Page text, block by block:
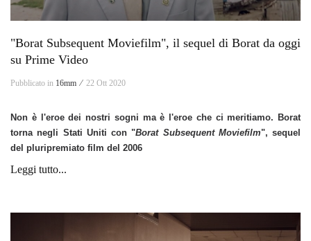
"Borat Subsequent Moviefilm", il sequel di Borat da oggi
su Prime Video
Pubblicato in 16mm ⁄ 22 Ott 2020
Non è l'eroe dei nostri sogni ma è l'eroe che ci meritiamo. Borat
torna negli Stati Uniti con "Borat Subsequent Moviefilm", sequel
del pluripremiato film del 2006
Leggi tutto...